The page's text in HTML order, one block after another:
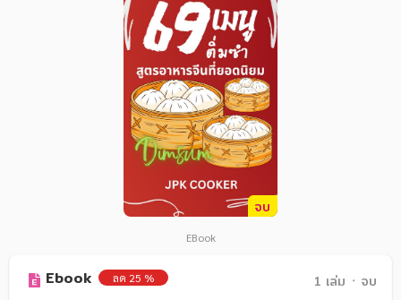
จบ
EBook
Ebook ลด 25 % 1 เล่ม ᛫ จบ